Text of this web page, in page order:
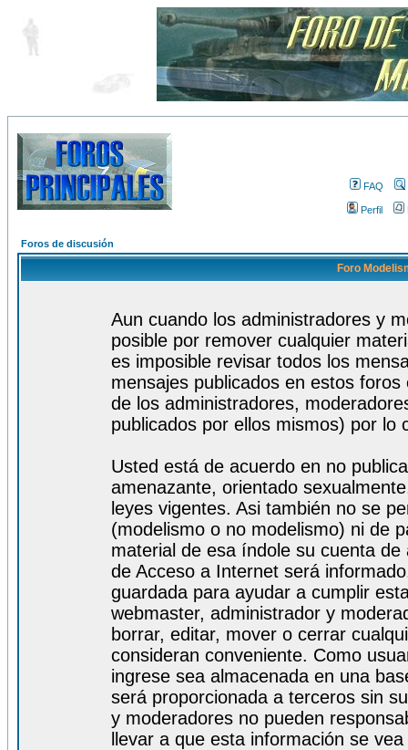
FAQ
Perfil
Foros de discusión
Foro
Aun cuando los administradores y
posible por remover cualquier
es imposible revisar todos los
mensajes publicados en estos
de los administradores,
publicados por ellos mismos) por lo
Usted está de acuerdo en no
amenazante, orientado
leyes vigentes. Asi también no se
(modelismo o no modelismo) ni de
material de esa índole su cuenta
de Acceso a Internet será
guardada para ayudar a cumplir
webmaster, administrador y
borrar, editar, mover o cerrar
consideran conveniente. Como
ingrese sea almacenada en una
será proporcionada a terceros sin
y moderadores no pueden
llevar a que esta información se